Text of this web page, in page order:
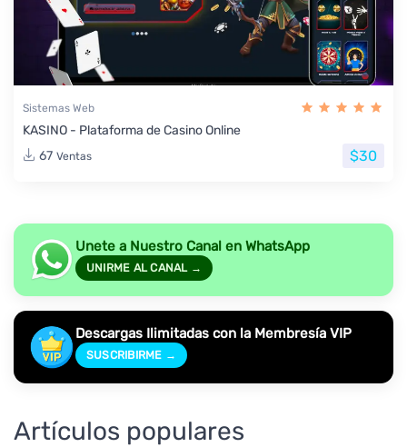
Sistemas Web
KASINO - Plataforma de Casino Online
67 Ventas $30
Unete a Nuestro Canal en WhatsApp
UNIRME AL CANAL →
Descargas Ilimitadas con la Membresía VIP
SUSCRIBIRME →
Artículos populares